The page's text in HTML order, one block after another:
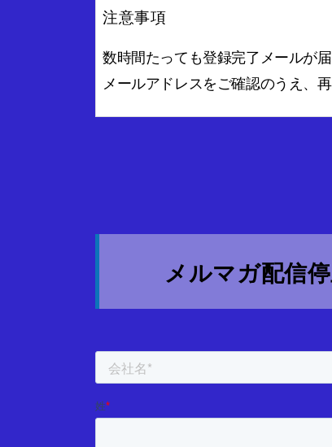
注意事項
数時間たっても登録完了メールが
メールアドレスをご確認のうえ、
メルマガ配信